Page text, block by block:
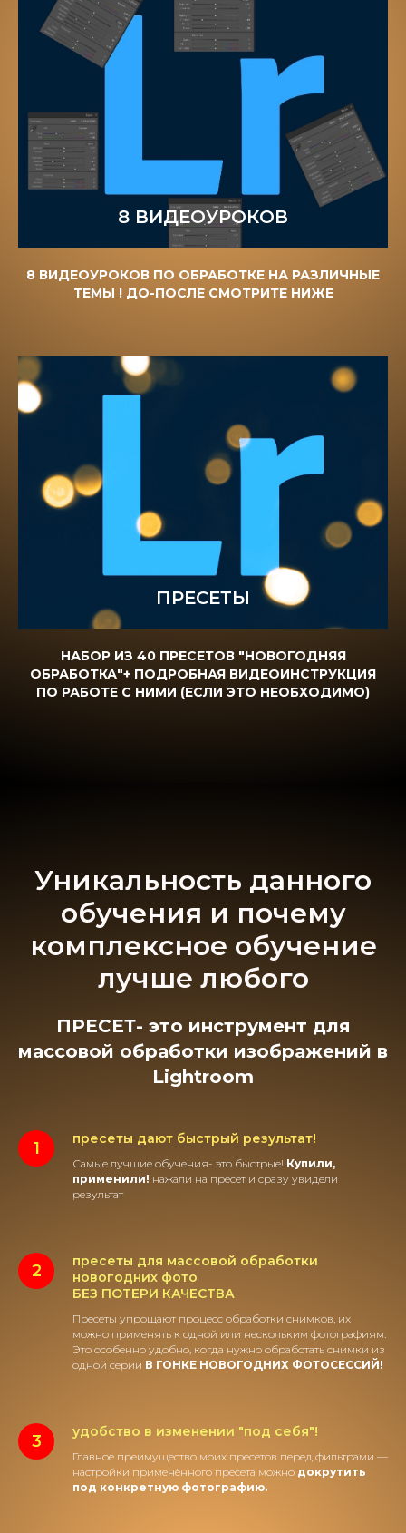
8 ВИДЕОУРОКОВ
8 ВИДЕОУРОКОВ ПО ОБРАБОТКЕ НА РАЗЛИЧНЫЕ
ТЕМЫ ! ДО-ПОСЛЕ СМОТРИТЕ НИЖЕ
ПРЕСЕТЫ
НАБОР ИЗ 40 ПРЕСЕТОВ "НОВОГОДНЯЯ
ОБРАБОТКА"+ ПОДРОБНАЯ ВИДЕОИНСТРУКЦИЯ
ПО РАБОТЕ С НИМИ (ЕСЛИ ЭТО НЕОБХОДИМО)
Уникальность данного
обучения и почему
комплексное обучение
лучше любого
ПРЕСЕТ- это инструмент для
массовой обработки изображений в
Lightroom
пресеты дают быстрый результат!
Самые лучшие обучения- это быстрые! Купили,
применили! нажали на пресет и сразу увидели
результат
пресеты для массовой обработки
новогодних фото
БЕЗ ПОТЕРИ КАЧЕСТВА
Пресеты упрощают процесс обработки снимков, их
можно применять к одной или нескольким фотографиям.
Это особенно удобно, когда нужно обработать снимки из
одной серии В ГОНКЕ НОВОГОДНИХ ФОТОСЕССИЙ!
удобство в изменении "под себя"!
Главное преимущество моих пресетов перед фильтрами —
настройки применённого пресета можно докрутить
под конкретную фотографию.